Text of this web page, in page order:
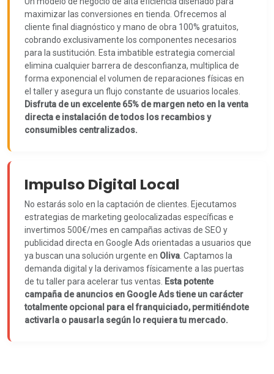
maximizar las conversiones en tienda. Ofrecemos al
cliente final diagnóstico y mano de obra 100% gratuitos,
cobrando exclusivamente los componentes necesarios
para la sustitución. Esta imbatible estrategia comercial
elimina cualquier barrera de desconfianza, multiplica de
forma exponencial el volumen de reparaciones físicas en
el taller y asegura un flujo constante de usuarios locales.
Disfruta de un excelente 65% de margen neto en la venta
directa e instalación de todos los recambios y
consumibles centralizados.
Impulso Digital Local
No estarás solo en la captación de clientes. Ejecutamos
estrategias de marketing geolocalizadas específicas e
invertimos 500€/mes en campañas activas de SEO y
publicidad directa en Google Ads orientadas a usuarios que
ya buscan una solución urgente en Oliva . Captamos la
demanda digital y la derivamos físicamente a las puertas
de tu taller para acelerar tus ventas.
Esta potente
campaña de anuncios en Google Ads tiene un carácter
totalmente opcional para el franquiciado, permitiéndote
activarla o pausarla según lo requiera tu mercado.